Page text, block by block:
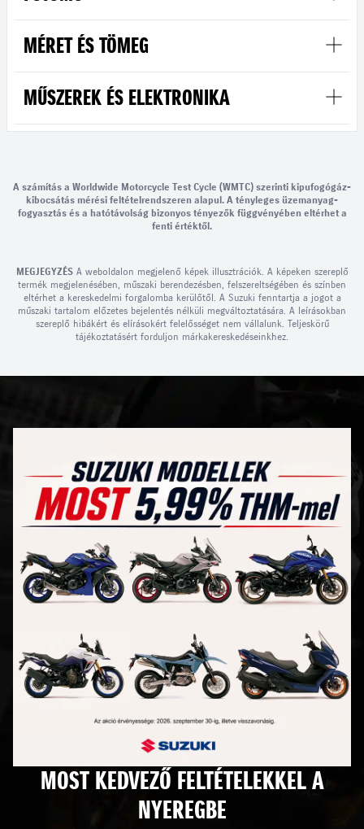
MÉRET ÉS TÖMEG
MŰSZEREK ÉS ELEKTRONIKA
A számítás a Worldwide Motorcycle Test Cycle (WMTC) szerinti kipufogógáz-
kibocsátás mérési feltételrendszeren alapul. A tényleges üzemanyag-
fogyasztás és a hatótávolság bizonyos tényezők függvényében eltérhet a
fenti értéktől.
MEGJEGYZÉSA weboldalon megjelenő képek illusztrációk. A képeken szereplő
termék megjelenésében, műszaki berendezésben, felszereltségében és színben
eltérhet a kereskedelmi forgalomba kerülőtől. A Suzuki fenntartja a jogot a
műszaki tartalom előzetes bejelentés nélküli megváltoztatására. A leírásokban
szereplő hibákért és elírásokért felelősséget nem vállalunk. Teljeskörű
tájékoztatásért forduljon márkakereskedéseinkhez.
MOST KEDVEZŐ FELTÉTELEKKEL A
NYEREGBE